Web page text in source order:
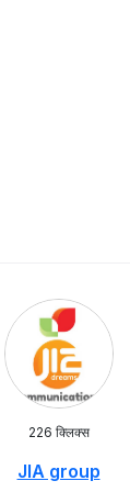
226 क्लिक्स
JIA group